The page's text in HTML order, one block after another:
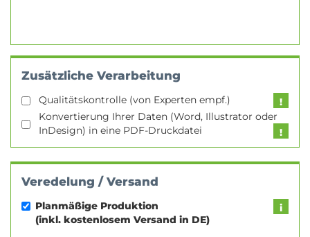
Zusätzliche Verarbeitung
Qualitätskontrolle (von Experten empf.)
Konvertierung Ihrer Daten (Word, Illustrator oder
InDesign) in eine PDF-Druckdatei
Veredelung / Versand
Planmäßige Produktion
(inkl. kostenlosem Versand in DE)